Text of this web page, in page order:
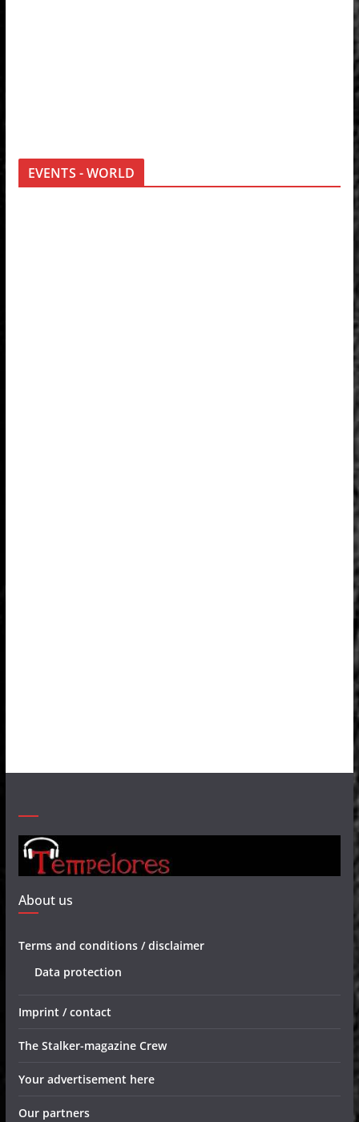
EVENTS - WORLD
About us
Terms and conditions / disclaimer
Data protection
Imprint / contact
The Stalker-magazine Crew
Your advertisement here
Our partners